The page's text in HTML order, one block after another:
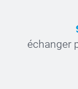
échanger